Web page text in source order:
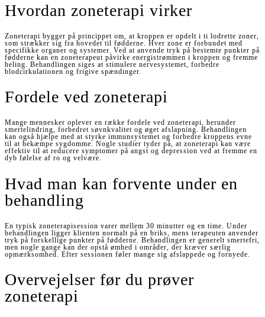
Hvordan zoneterapi virker
Zoneterapi bygger på princippet om, at kroppen er opdelt i ti lodrette zoner,
som strækker sig fra hovedet til fødderne. Hver zone er forbundet med
specifikke organer og systemer. Ved at anvende tryk på bestemte punkter på
fødderne kan en zoneterapeut påvirke energistrømmen i kroppen og fremme
heling. Behandlingen siges at stimulere nervesystemet, forbedre
blodcirkulationen og frigive spændinger.
Fordele ved zoneterapi
Mange mennesker oplever en række fordele ved zoneterapi, herunder
smertelindring, forbedret søvnkvalitet og øget afslapning. Behandlingen
kan også hjælpe med at styrke immunsystemet og forbedre kroppens evne
til at bekæmpe sygdomme. Nogle studier tyder på, at zoneterapi kan være
effektiv til at reducere symptomer på angst og depression ved at fremme en
dyb følelse af ro og velvære.
Hvad man kan forvente under en
behandling
En typisk zoneterapisession varer mellem 30 minutter og en time. Under
behandlingen ligger klienten normalt på en briks, mens terapeuten anvender
tryk på forskellige punkter på fødderne. Behandlingen er generelt smertefri,
men nogle gange kan der opstå ømhed i områder, der kræver særlig
opmærksomhed. Efter sessionen føler mange sig afslappede og fornyede.
Overvejelser før du prøver
zoneterapi